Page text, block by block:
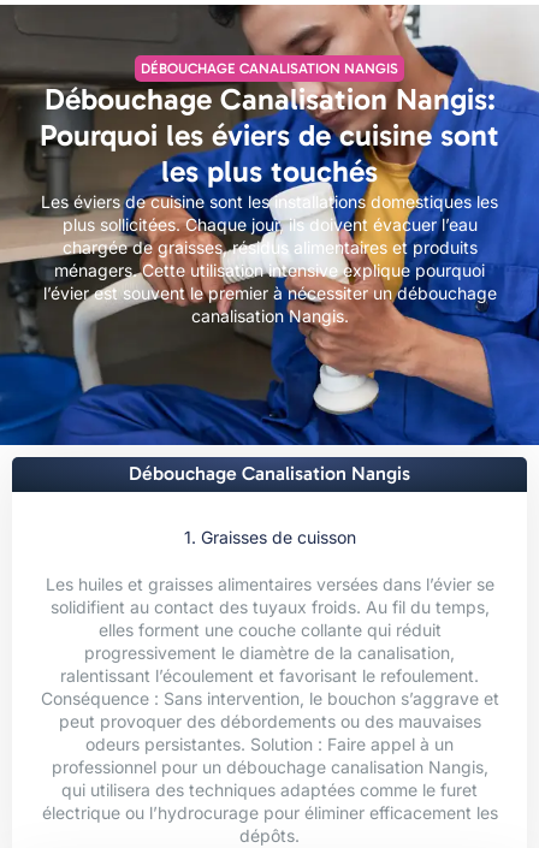
DÉBOUCHAGE CANALISATION NANGIS
Débouchage Canalisation Nangis:
Pourquoi les éviers de cuisine sont
les plus touchés
Les éviers de cuisine sont les installations domestiques les
plus sollicitées. Chaque jour, ils doivent évacuer l’eau
chargée de graisses, résidus alimentaires et produits
ménagers. Cette utilisation intensive explique pourquoi
l’évier est souvent le premier à nécessiter un débouchage
canalisation Nangis.
Débouchage Canalisation Nangis
1. Graisses de cuisson
Les huiles et graisses alimentaires versées dans l’évier se
solidifient au contact des tuyaux froids. Au fil du temps,
elles forment une couche collante qui réduit
progressivement le diamètre de la canalisation,
ralentissant l’écoulement et favorisant le refoulement.
Conséquence : Sans intervention, le bouchon s’aggrave et
peut provoquer des débordements ou des mauvaises
odeurs persistantes. Solution : Faire appel à un
professionnel pour un débouchage canalisation Nangis,
qui utilisera des techniques adaptées comme le furet
électrique ou l’hydrocurage pour éliminer efficacement les
dépôts.